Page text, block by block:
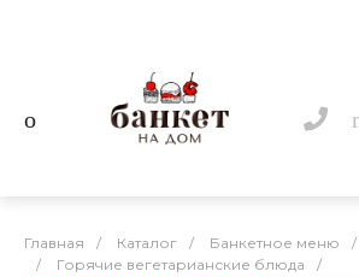
Главная / Каталог / Банкетное меню /
/
Горячие вегетарианские блюда
/